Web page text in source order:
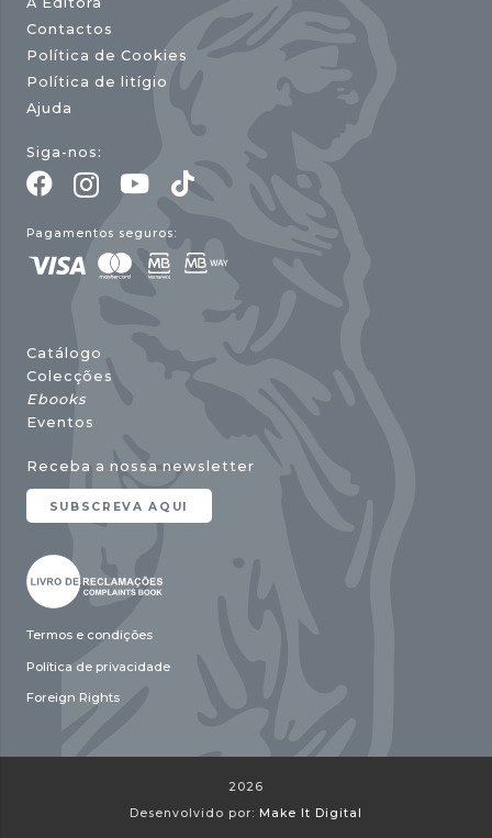
Contactos
Política de Cookies
Política de litígio
Ajuda
Siga-nos:
Pagamentos seguros:
Catálogo
Colecções
Ebooks
Eventos
Receba a nossa newsletter
SUBSCREVA AQUI
Termos e condições
Política de privacidade
Foreign Rights
2026
Desenvolvido por: Make It Digital